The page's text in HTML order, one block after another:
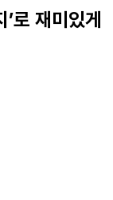
로 재미있게